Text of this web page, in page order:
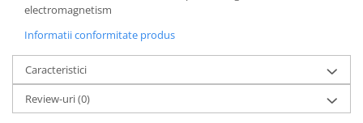
Decoratiuni
Plante artificiale
Riflaje
electromagnetism
Informatii conformitate produs
Caracteristici
Review-uri(0)